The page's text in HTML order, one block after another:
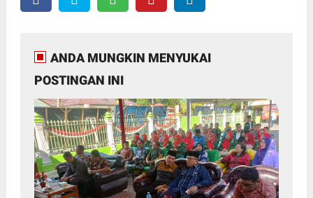
ANDA MUNGKIN MENYUKAI
POSTINGAN INI